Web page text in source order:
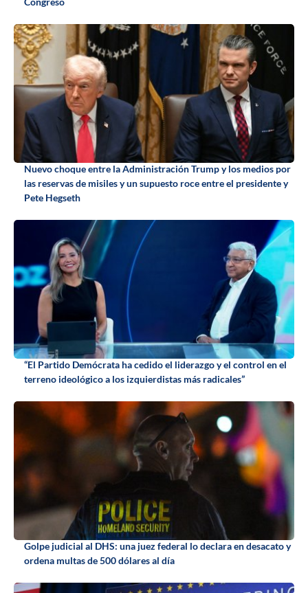
Nuevo choque entre la Administración Trump y los medios por
las reservas de misiles y un supuesto roce entre el presidente y
Pete Hegseth
“El Partido Demócrata ha cedido el liderazgo y el control en el
terreno ideológico a los izquierdistas más radicales”
Golpe judicial al DHS: una juez federal lo declara en desacato y
ordena multas de 500 dólares al día